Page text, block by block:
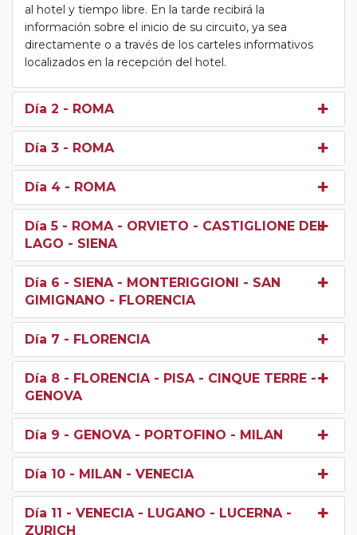
al hotel y tiempo libre. En la tarde recibirá la
información sobre el inicio de su circuito, ya sea
directamente o a través de los carteles informativos
localizados en la recepción del hotel.
Día 2 - ROMA
Día 3 - ROMA
Día 4 - ROMA
Día 5 - ROMA - ORVIETO - CASTIGLIONE DEL
LAGO - SIENA
Día 6 - SIENA - MONTERIGGIONI - SAN
GIMIGNANO - FLORENCIA
Día 7 - FLORENCIA
Día 8 - FLORENCIA - PISA - CINQUE TERRE -
GENOVA
Día 9 - GENOVA - PORTOFINO - MILAN
Día 10 - MILAN - VENECIA
Día 11 - VENECIA - LUGANO - LUCERNA -
ZURICH